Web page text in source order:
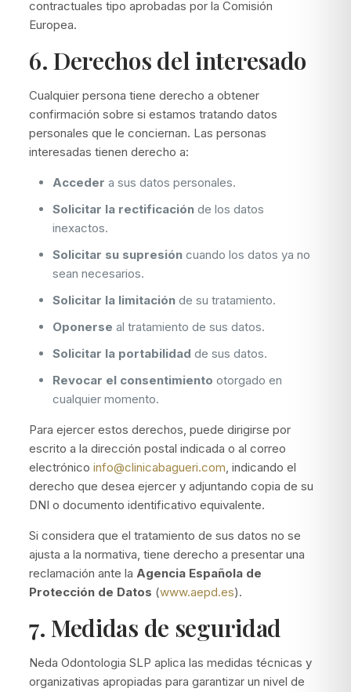
contractuales tipo aprobadas por la Comisión
Europea.
6. Derechos del interesado
Cualquier persona tiene derecho a obtener
confirmación sobre si estamos tratando datos
personales que le conciernan. Las personas
interesadas tienen derecho a:
Acceder a sus datos personales.
Solicitar la rectificaciónde los datos
inexactos.
Solicitar su supresióncuando los datos ya no
sean necesarios.
Solicitar la limitaciónde su tratamiento.
Oponerse al tratamiento de sus datos.
Solicitar la portabilidad de sus datos.
Revocar el consentimiento otorgado en
cualquier momento.
Para ejercer estos derechos, puede dirigirse por
escrito a la dirección postal indicada o al correo
electrónico info@clinicabagueri.com, indicando el
derecho que desea ejercer y adjuntando copia de su
DNI o documento identificativo equivalente.
Si considera que el tratamiento de sus datos no se
ajusta a la normativa, tiene derecho a presentar una
reclamación ante la Agencia Española de
Protección de Datos (www.aepd.es).
7. Medidas de seguridad
Neda Odontologia SLP aplica las medidas técnicas y
organizativas apropiadas para garantizar un nivel de